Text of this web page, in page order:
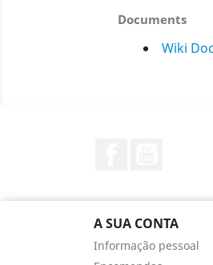
Documents
Wiki Doc
A SUA CONTA
Informação pessoal